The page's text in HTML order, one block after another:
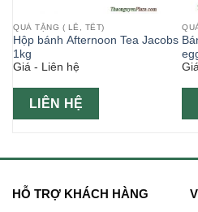
QUÀ TẶNG ( LỄ, TẾT)
Hộp bánh Afternoon Tea Jacobs
1kg
Giá - Liên hệ
LIÊN HỆ
HỖ TRỢ KHÁCH HÀNG